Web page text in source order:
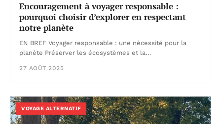
Encouragement à voyager responsable :
pourquoi choisir d’explorer en respectant
notre planète
EN BREF Voyager responsable : une nécessité pour la
planète Préserver les écosystèmes et la…
27 AOÛT 2025
VOYAGE ALTERNATIF